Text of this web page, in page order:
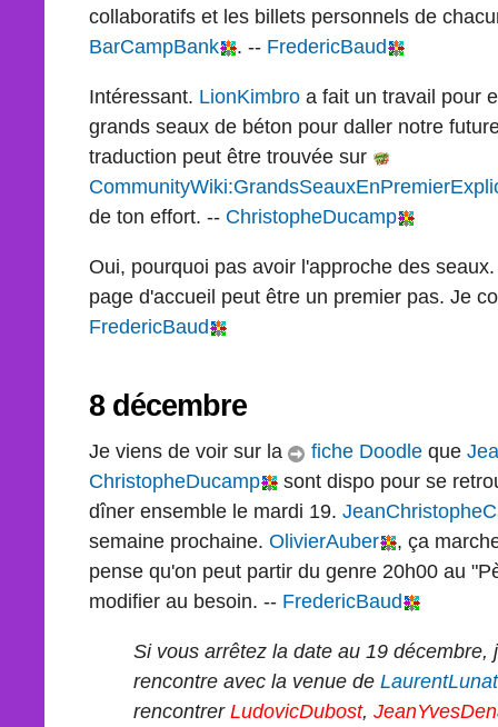
collaboratifs et les billets personnels de
BarCampBank
. -- FredericBaud
Intéressant. LionKimbro a fait un travail pour
grands seaux de béton pour daller notre
traduction peut être trouvée sur
de ton effort. -- ChristopheDucamp
Oui, pourquoi pas avoir l'approche des
page d'accueil peut être un premier pas. Je
FredericBaud
8 décembre
Je viens de voir sur la fiche Doodle que
ChristopheDucamp
sont dispo pour se
dîner ensemble le mardi 19.
semaine prochaine. OlivierAuber
, ça
pense qu'on peut partir du genre 20h00 au
modifier au besoin. -- FredericBaud
Si vous arrêtez la date au 19
rencontre avec la venue de
rencontrerLudovicDubost,